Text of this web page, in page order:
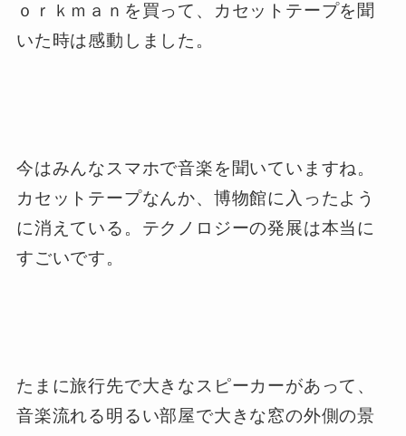
ｏｒｋｍａｎを買って、カセットテープを聞
いた時は感動しました。
今はみんなスマホで音楽を聞いていますね。
カセットテープなんか、博物館に入ったよう
に消えている。テクノロジーの発展は本当に
すごいです。
たまに旅行先で大きなスピーカーがあって、
音楽流れる明るい部屋で大きな窓の外側の景